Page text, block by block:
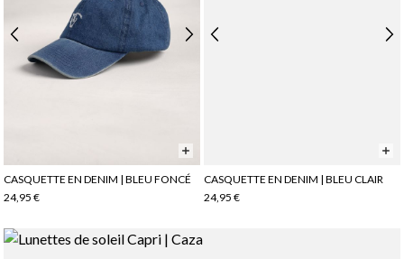
CASQUETTE EN DENIM | BLEU FONCÉ
24,95 €
CASQUETTE EN DENIM | BLEU CLAIR
24,95 €